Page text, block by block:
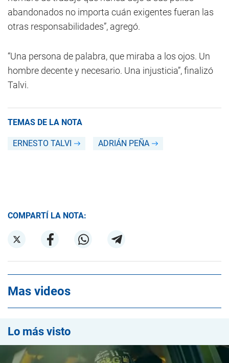
abandonados no importa cuán exigentes fueran las
otras responsabilidades”, agregó.
“Una persona de palabra, que miraba a los ojos. Un
hombre decente y necesario. Una injusticia”, finalizó
Talvi.
TEMAS DE LA NOTA
ERNESTO TALVI ADRIÁN PEÑA
COMPARTÍ LA NOTA:
Mas videos
Lo más visto